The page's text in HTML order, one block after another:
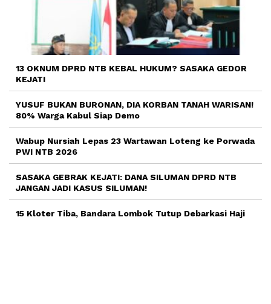
13 OKNUM DPRD NTB KEBAL HUKUM? SASAKA GEDOR
KEJATI
YUSUF BUKAN BURONAN, DIA KORBAN TANAH WARISAN!
80% Warga Kabul Siap Demo
Wabup Nursiah Lepas 23 Wartawan Loteng ke Porwada
PWI NTB 2026
SASAKA GEBRAK KEJATI: DANA SILUMAN DPRD NTB
JANGAN JADI KASUS SILUMAN!
15 Kloter Tiba, Bandara Lombok Tutup Debarkasi Haji